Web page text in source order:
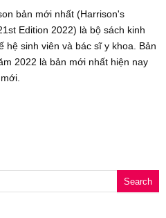
bản mới nhất (Harrison's
Edition 2022) là bộ sách kinh
hệ sinh viên và bác sĩ y khoa. Bản
2022 là bản mới nhất hiện nay